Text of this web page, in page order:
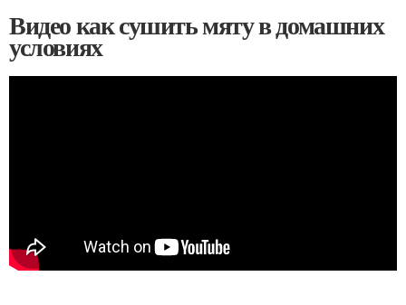
Видео как сушить мяту в домашних
условиях